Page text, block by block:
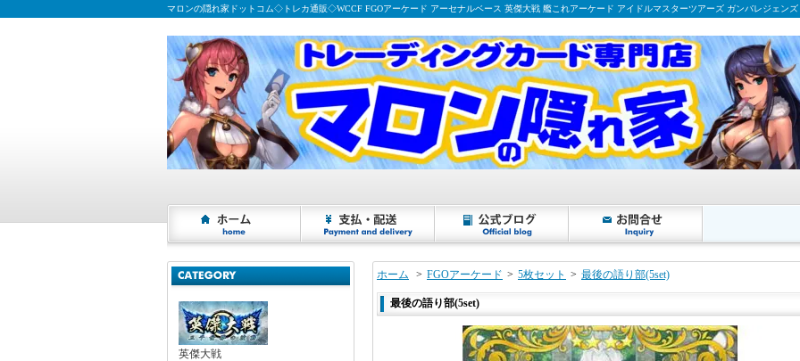
マロンの隠れ家ドットコム◇トレカ通販◇WCCF FGOアーケード アーセナルベース 英傑大戦 艦これアーケード アイドルマスターツアーズ ガンバレジェ
英傑大戦
ホーム > FGOアーケード > 5枚セット > 最後の語り部(5set)
最後の語り部(5set)